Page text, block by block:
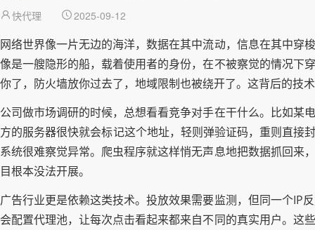
快代理 2025-09-12
网络世界像一片无边的海洋，数据在其中流动，信息在其中穿
像是一艘隐形的船，载着使用者的身份，在不被察觉的情况下
你了，防火墙放你过去了，地域限制也被绕开了。这背后的技
公司做市场调研的时候，总想看看竞争对手在干什么。比如某
方的服务器很快就会标记这个地址，轻则弹验证码，重则直接
系统很难察觉异常。爬虫程序就这样悄无声息地把数据抓回来
目根本没法开展。
广告行业更是依赖这类技术。投放效果需要监测，但同一个IP
会配置代理池，让每次点击看起来都来自不同的真实用户。这